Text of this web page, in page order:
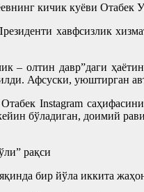
кичик куёви Отабек
хавфсизлик
– олтин давр”даги
Афсуски, уюштирган
Instagram
бўладиган, доимий
рақси
бир йўла иккита